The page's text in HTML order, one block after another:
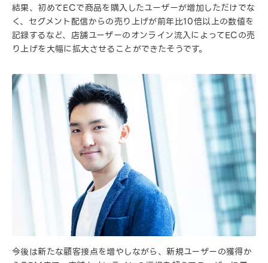
結果、初めてECで商品を購入したユーザーが増加しただけでな
く、セグメント配信からの売り上げが前年比10倍以上の数値を
記録するなど、店舗ユーザーのオンライン流入によってECの売
り上げを大幅に拡大させることができたそうです。
今後は新たな顧客接点を増やしながら、新規ユーザーの獲得か